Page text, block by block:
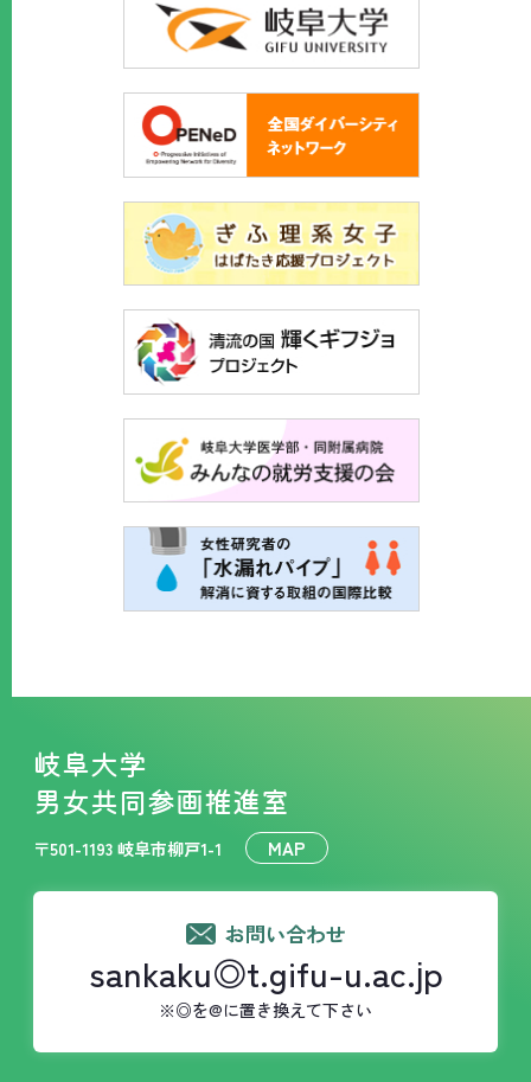
岐阜大学
男女共同参画推進室
〒501-1193 岐阜市柳戸1-1 MAP
お問い合わせ
sankaku◎t.gifu-u.ac.jp
※◎を@に置き換えて下さい